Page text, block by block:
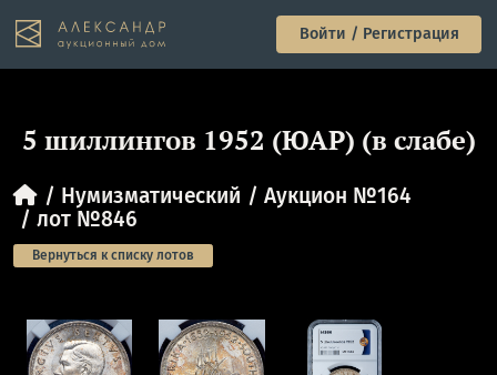
Войти / Регистрация
5 шиллингов 1952 (ЮАР) (в слабе)
Нумизматический
Аукцион №164
лот №846
Вернуться к списку лотов